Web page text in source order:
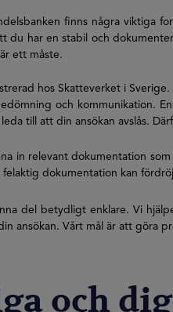
finns några viktiga
du har en stabil och
ett måste.
hos Skatteverket i
och kommunikation.
till att din ansökan avslås.
in relevant dokumentation
dokumentation kan
del betydligt enklare. Vi
ansökan. Vårt mål är att göra
och